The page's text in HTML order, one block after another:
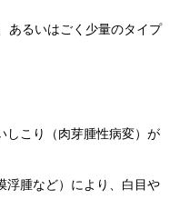
あるいはごく少量のタイプ
しこり（肉芽腫性病変）が
浮腫など）により、白目や